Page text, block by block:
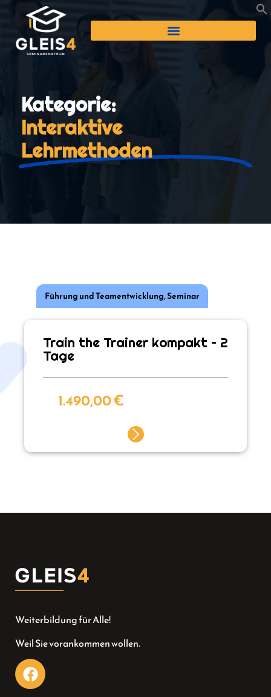
Kategorie:
Interaktive
Lehrmethoden
Führung und Teamentwicklung,Seminar
Train the Trainer kompakt – 2
Tage
1.490,00€
Weiterbildung für Alle!
Weil Sie vorankommen wollen.